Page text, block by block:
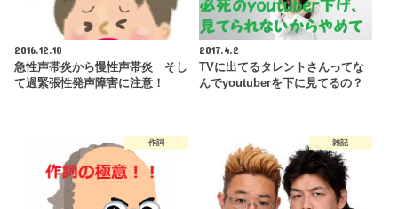
2016.12.10
急性声帯炎から慢性声帯炎 そし
て過緊張性発声障害に注意！
2017.4.2
TVに出てるタレントさんってな
んでyoutuberを下に見てるの？
作詞 雑記